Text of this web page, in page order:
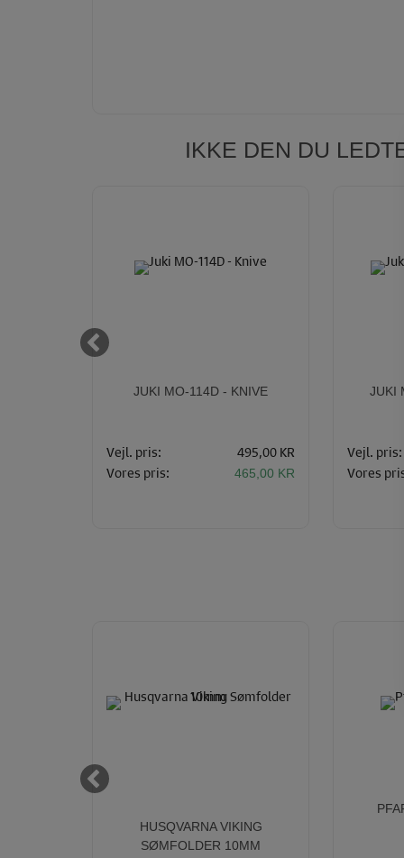
IKKE DEN DU
JUKI MO-114D - KNIVE
Vejl. pris:
495,00 KR
Vores pris:
465,00 KR
JUKI
Vejl. pris:
Vores
HUSQVARNA VIKING
SØMFOLDER 10MM